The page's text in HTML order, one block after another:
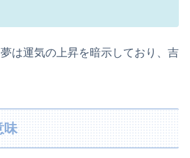
は運気の上昇を暗示しており、吉
味